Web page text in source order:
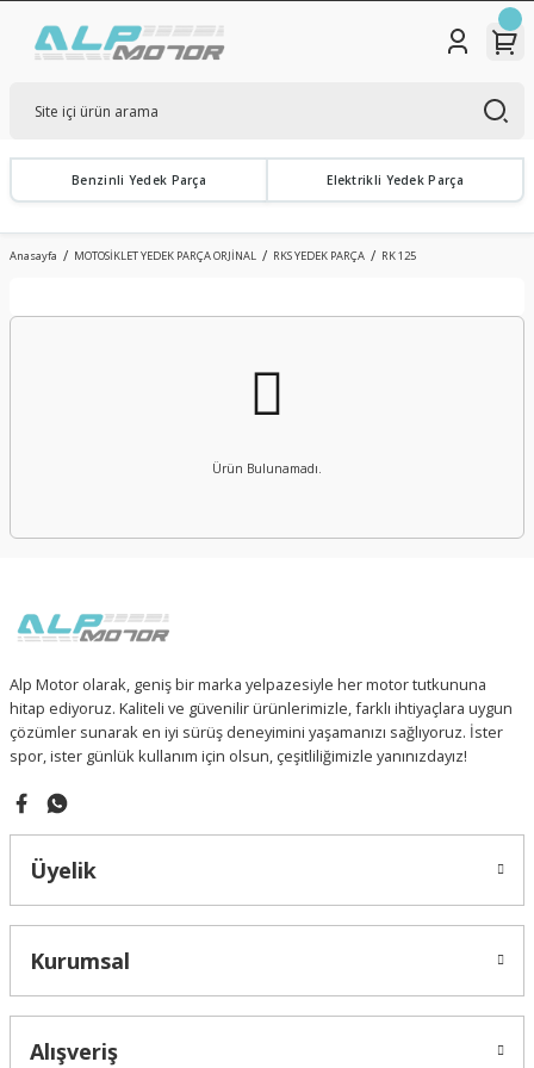
Benzinli Yedek Parça Elektrikli Yedek Parça
Anasayfa MOTOSİKLET YEDEK PARÇA ORJİNAL RKS YEDEK PARÇA RK 125
Ürün Bulunamadı.
Alp Motor olarak, geniş bir marka yelpazesiyle her motor tutkununa
hitap ediyoruz. Kaliteli ve güvenilir ürünlerimizle, farklı ihtiyaçlara uygun
çözümler sunarak en iyi sürüş deneyimini yaşamanızı sağlıyoruz. İster
spor, ister günlük kullanım için olsun, çeşitliliğimizle yanınızdayız!
Üyelik
Kurumsal
Alışveriş